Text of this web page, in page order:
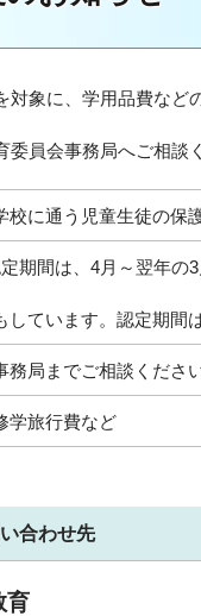
象に、学用品費など
員会事務局へご相談
校に通う児童生徒の保
期間は、4月～翌年の3
ています。認定期間
務局までご相談くださ
学旅行費など
合わせ先
育